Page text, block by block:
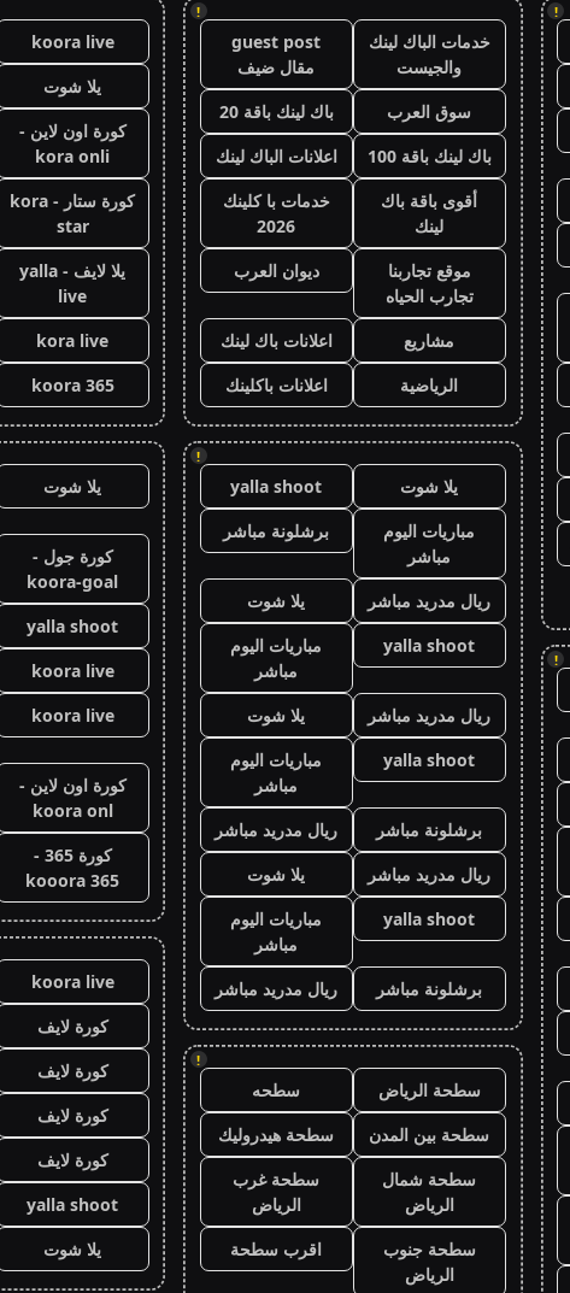
!
!
!
خدمات الباك لينك
والجيست
guest post
مقال ضيف
سوق العرب
باك لينك باقة 20
باك لينك باقة 100
اعلانات الباك لينك
أقوى باقة باك
لينك
خدمات با كلينك
2026
موقع تجاربنا
تجارب الحياه
ديوان العرب
مشاريع
اعلانات باك لينك
الرياضية
اعلانات باكلينك
!
يلا شوت
yalla shoot
مباريات اليوم
مباشر
برشلونة مباشر
ريال مدريد مباشر
يلا شوت
yalla shoot
مباريات اليوم
مباشر
ريال مدريد مباشر
يلا شوت
yalla shoot
مباريات اليوم
مباشر
برشلونة مباشر
ريال مدريد مباشر
ريال مدريد مباشر
يلا شوت
yalla shoot
مباريات اليوم
مباشر
برشلونة مباشر
ريال مدريد مباشر
!
سطحة الرياض
سطحه
سطحة بين المدن
سطحة هيدروليك
سطحة شمال
الرياض
سطحة غرب
الرياض
سطحة جنوب
الرياض
اقرب سطحة
koora live
يلا شوت
كورة اون لاين -
kora onli
كورة ستار - kora
star
يلا لايف - yalla
live
kora live
koora 365
يلا شوت
كورة جول -
koora-goal
yalla shoot
koora live
koora live
كورة اون لاين -
koora onl
كورة 365 -
kooora 365
koora live
كورة لايف
كورة لايف
كورة لايف
كورة لايف
yalla shoot
يلا شوت